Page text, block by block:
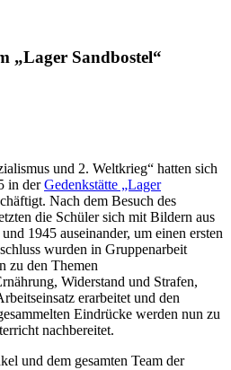
„Lager Sandbostel“
und 2. Weltkrieg“ hatten sich
in derGedenkstätte „Lager
Nach dem Besuch des
die Schüler sich mit Bildern aus
1945 auseinander, um einen ersten
wurden in Gruppenarbeit
zu den Themen
Widerstand und Strafen,
erarbeitet und den
Eindrücke werden nun zu
nachbereitet.
und dem gesamten Team der